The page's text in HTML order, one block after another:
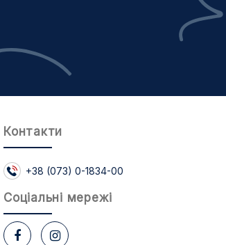
Контакти
+38 (073) 0-1834-00
Соцiальнi мережi